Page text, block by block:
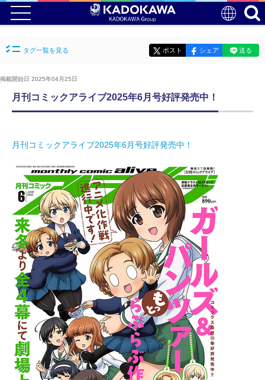
タグ一覧を見る ポスト シェア 送る
掲載開始日 2025年04月25日
月刊コミックアライブ2025年6月号好評発売中！
月刊コミックアライブ2025年6月号好評発売中！